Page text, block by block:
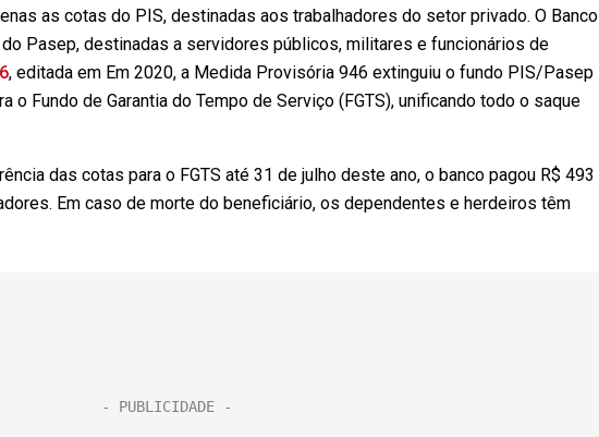
as cotas do PIS, destinadas aos trabalhadores do setor privado. O Banco
Pasep, destinadas a servidores públicos, militares e funcionários de
, editada em Em 2020, a Medida Provisória 946 extinguiu o fundo PIS/Pasep
o Fundo de Garantia do Tempo de Serviço (FGTS), unificando todo o saque
das cotas para o FGTS até 31 de julho deste ano, o banco pagou R$ 493
Em caso de morte do beneficiário, os dependentes e herdeiros têm